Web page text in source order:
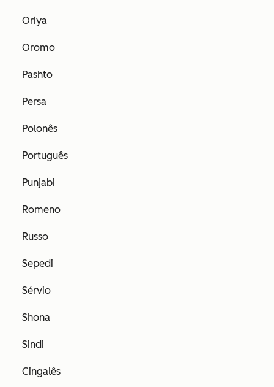
Oriya
Oromo
Pashto
Persa
Polonês
Português
Punjabi
Romeno
Russo
Sepedi
Sérvio
Shona
Sindi
Cingalês